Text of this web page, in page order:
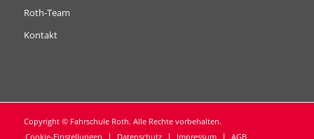
Roth-Team
Kontakt
Copyright © Fahrschule Roth. Alle Rechte vorbehalten.
Cookie-Einstellungen
Datenschutz Impressum AGB